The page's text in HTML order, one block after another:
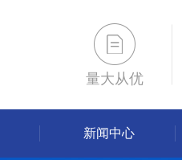
量大从优
新闻中心